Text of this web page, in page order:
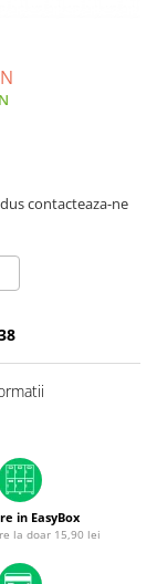
contacteaza-ne
in EasyBox
la doar 15,90 lei